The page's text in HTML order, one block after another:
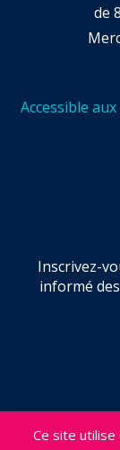
Ce site
de
Accessible
Inscrivez-
informé